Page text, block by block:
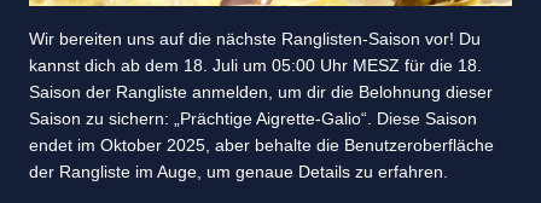
Wir bereiten uns auf die nächste Ranglisten-Saison vor! Du
kannst dich ab dem 18. Juli um 05:00 Uhr MESZ für die 18.
Saison der Rangliste anmelden, um dir die Belohnung dieser
Saison zu sichern: „Prächtige Aigrette-Galio“. Diese Saison
endet im Oktober 2025, aber behalte die Benutzeroberfläche
der Rangliste im Auge, um genaue Details zu erfahren.